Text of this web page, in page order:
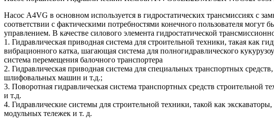
Насос A4VG в основном используется в гидростатических трансмиссиях
соответствии с фактическими потребностями конечного пользователя
управлением. В качестве силового элемента гидростатической
1. Гидравлическая приводная система для строительной техники, такая как
вибрационного катка, шагающая система для полногидравлического
система перемещения балочного транспортера
2. Гидравлическая приводная система для специальных транспортных
шлифовальных машин и т.д.;
3. Поворотная гидравлическая система транспортных средств строительной
и т.д.
4. Гидравлические системы для строительной техники, такой как
модульных тележек и т. д.